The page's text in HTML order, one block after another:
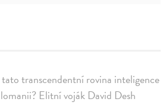
tato transcendentní rovina inteligence
Elitní voják David Desh